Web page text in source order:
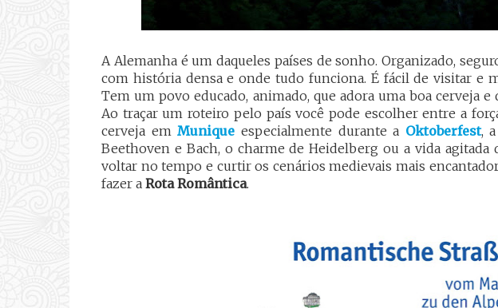
A Alemanha é um daqueles países de sonho. Organizado,
com história densa e onde tudo funciona. É fácil de visitar e
Tem um povo educado, animado, que adora uma boa cerveja e
Ao traçar um roteiro pelo país você pode escolher entre a
cerveja emMunique especialmente durante a Oktoberfest,
Beethoven e Bach, o charme de Heidelberg ou a vida agitada
voltar no tempo e curtir os cenários medievais mais
fazer a Rota Romântica.